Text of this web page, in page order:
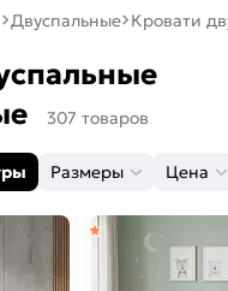
Двуспальные Кровати
307 товаров
Размеры Цена